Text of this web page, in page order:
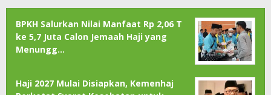
BPKH Salurkan Nilai Manfaat Rp 2,06 T
ke 5,7 Juta Calon Jemaah Haji yang
Menungg…
Haji 2027 Mulai Disiapkan, Kemenhaj